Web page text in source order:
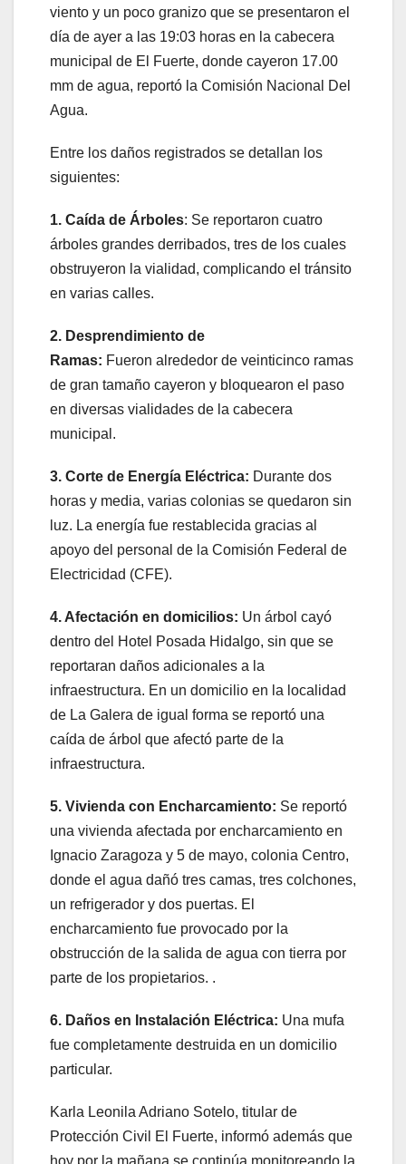
viento y un poco granizo que se presentaron el
día de ayer a las 19:03 horas en la cabecera
municipal de El Fuerte, donde cayeron 17.00
mm de agua, reportó la Comisión Nacional Del
Agua.
Entre los daños registrados se detallan los
siguientes:
1. Caída de Árboles: Se reportaron cuatro
árboles grandes derribados, tres de los cuales
obstruyeron la vialidad, complicando el tránsito
en varias calles.
2. Desprendimiento de
Ramas: Fueron alrededor de veinticinco ramas
de gran tamaño cayeron y bloquearon el paso
en diversas vialidades de la cabecera
municipal.
3. Corte de Energía Eléctrica: Durante dos
horas y media, varias colonias se quedaron sin
luz. La energía fue restablecida gracias al
apoyo del personal de la Comisión Federal de
Electricidad (CFE).
4. Afectación en domicilios: Un árbol cayó
dentro del Hotel Posada Hidalgo, sin que se
reportaran daños adicionales a la
infraestructura. En un domicilio en la localidad
de La Galera de igual forma se reportó una
caída de árbol que afectó parte de la
infraestructura.
5. Vivienda con Encharcamiento: Se reportó
una vivienda afectada por encharcamiento en
Ignacio Zaragoza y 5 de mayo, colonia Centro,
donde el agua dañó tres camas, tres colchones,
un refrigerador y dos puertas. El
encharcamiento fue provocado por la
obstrucción de la salida de agua con tierra por
parte de los propietarios. .
6. Daños en Instalación Eléctrica: Una mufa
fue completamente destruida en un domicilio
particular.
Karla Leonila Adriano Sotelo, titular de
Protección Civil El Fuerte, informó además que
hoy por la mañana se continúa monitoreando la